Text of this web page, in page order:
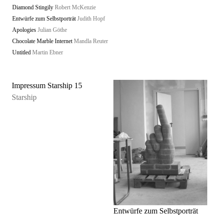
Diamond Stingily Robert McKenzie
Entwürfe zum Selbstporträt Judith Hopf
Apologies Julian Göthe
Chocolate Marble Internet Mandla Reuter
Untitled Martin Ebner
Impressum Starship 15
Starship
Entwürfe zum Selbstporträt